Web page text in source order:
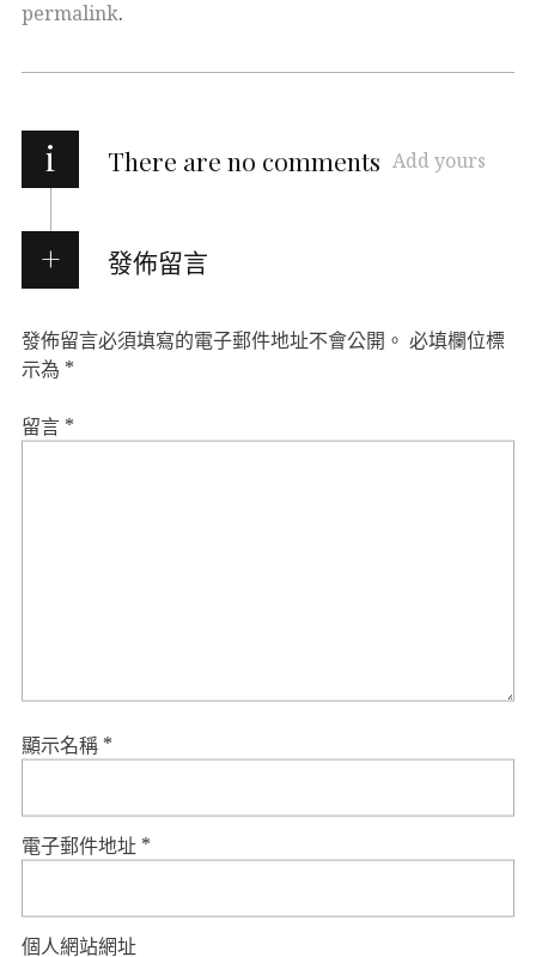
permalink.
i There are no comments Add yours
發佈留言
發佈留言必須填寫的電子郵件地址不會公開。 必填欄位標
示為 *
留言 *
顯示名稱 *
電子郵件地址 *
個人網站網址